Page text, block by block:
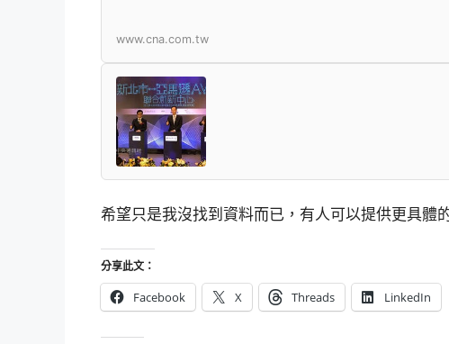
www.cna.com.tw
希望只是我沒找到資料而已，有人可以提供更具體
分享此文：
Facebook X Threads LinkedIn